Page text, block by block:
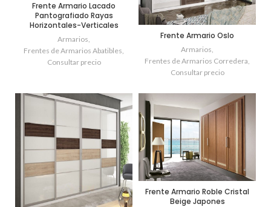
Frente Armario Lacado
Pantografiado Rayas
Horizontales-Verticales
Armarios,
Frentes de Armarios Abatibles,
Consultar precio
Frente Armario Oslo
Armarios
Frentes de Armarios Corredera
Consultar precio
Frente Armario Roble Cristal
Beige Japones